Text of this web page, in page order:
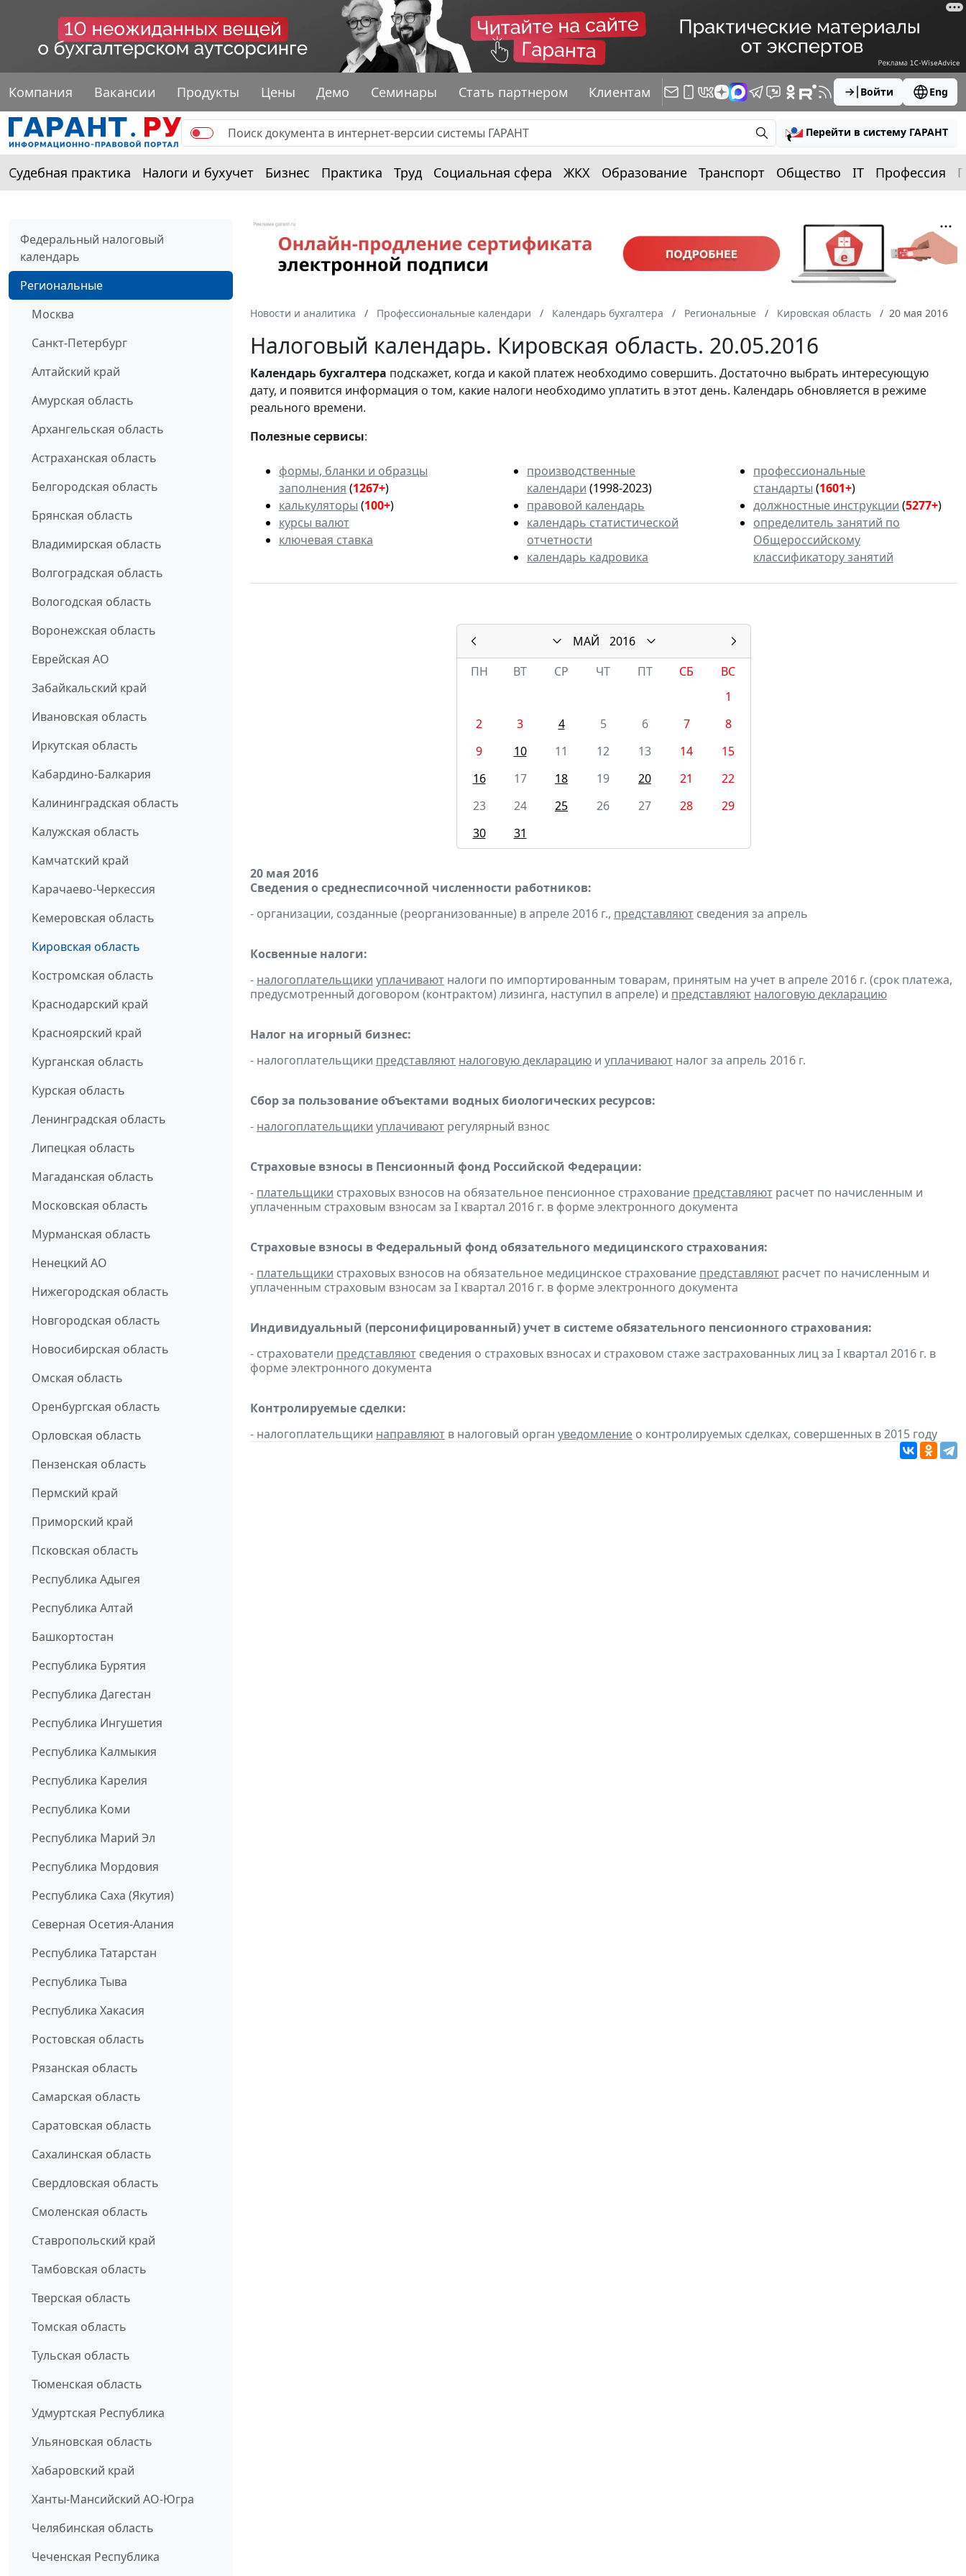
Компания Вакансии Продукты Цены Демо Семинары Стать партнером Клиентам Войти Eng
Перейти в систему ГАРАНТ
Судебная практика Налоги и бухучет Бизнес Практика Труд Социальная сфера ЖКХ Образование Транспорт Общество IT Профессия
Федеральный налоговый
календарь
Региональные
Москва
Санкт-Петербург
Алтайский край
Амурская область
Архангельская область
Астраханская область
Белгородская область
Брянская область
Владимирская область
Волгоградская область
Вологодская область
Воронежская область
Еврейская АО
Забайкальский край
Ивановская область
Иркутская область
Кабардино-Балкария
Калининградская область
Калужская область
Камчатский край
Карачаево-Черкессия
Кемеровская область
Кировская область
Костромская область
Краснодарский край
Красноярский край
Курганская область
Курская область
Ленинградская область
Липецкая область
Магаданская область
Московская область
Мурманская область
Ненецкий АО
Нижегородская область
Новгородская область
Новосибирская область
Омская область
Оренбургская область
Орловская область
Пензенская область
Пермский край
Приморский край
Псковская область
Республика Адыгея
Республика Алтай
Башкортостан
Республика Бурятия
Республика Дагестан
Республика Ингушетия
Республика Калмыкия
Республика Карелия
Республика Коми
Республика Марий Эл
Республика Мордовия
Республика Саха (Якутия)
Северная Осетия-Алания
Республика Татарстан
Республика Тыва
Республика Хакасия
Ростовская область
Рязанская область
Самарская область
Саратовская область
Сахалинская область
Свердловская область
Смоленская область
Ставропольский край
Тамбовская область
Тверская область
Томская область
Тульская область
Тюменская область
Удмуртская Республика
Ульяновская область
Хабаровский край
Ханты-Мансийский АО-Югра
Челябинская область
Чеченская Республика
Новости и аналитика Профессиональные календари Календарь бухгалтера Региональные Кировская область 20 мая 2016
Налоговый календарь. Кировская область. 20.05.2016
Календарьбухгалтера подскажет, когда и какой платеж необходимо совершить. Достаточно выбрать интересующую
дату, и появится информация о том, какие налоги необходимо уплатить в этот день. Календарь обновляется в режиме
реального времени.
Полезные сервисы:
формы, бланки и образцы
заполнения (1267+)
калькуляторы (100+)
курсы валют
ключевая ставка
производственные
календари (1998-2023)
правовой календарь
календарь статистической
отчетности
календарь кадровика
профессиональные
стандарты (1601+)
должностные инструкции (5277+)
определитель занятий по
Общероссийскому
классификатору занятий
МАЙ
2016
ПН
ВТ СР ЧТ ПТ СБ
ВС
1
2
3 4 5 6 7
8
9
10 11 12 13 14
15
16
17 18 19 20 21
22
23
24 25 26 27 28
29
30
31
20 мая 2016
Сведения о среднесписочной численности работников:
- организации, созданные (реорганизованные) в апреле 2016 г., представляют сведения за апрель
Косвенные налоги:
- налогоплательщики уплачивают налоги по импортированным товарам, принятым на учет в апреле 2016 г. (срок платежа,
предусмотренный договором (контрактом) лизинга, наступил в апреле) и представляют налоговую декларацию
Налог на игорный бизнес:
- налогоплательщики представляют налоговую декларацию и уплачивают налог за апрель 2016 г.
Сбор за пользование объектами водных биологических ресурсов:
- налогоплательщики уплачивают регулярный взнос
Страховые взносы в Пенсионный фонд Российской Федерации:
- плательщики страховых взносов на обязательное пенсионное страхование представляют расчет по начисленным и
уплаченным страховым взносам за I квартал 2016 г. в форме электронного документа
Страховые взносы в Федеральный фонд обязательного медицинского страхования:
- плательщики страховых взносов на обязательное медицинское страхование представляют расчет по начисленным и
уплаченным страховым взносам за I квартал 2016 г. в форме электронного документа
Индивидуальный (персонифицированный) учет в системе обязательного пенсионного страхования:
- страхователи представляют сведения о страховых взносах и страховом стаже застрахованных лиц за I квартал 2016 г. в
форме электронного документа
Контролируемые сделки:
- налогоплательщики направляют в налоговый орган уведомление о контролируемых сделках, совершенных в 2015 году